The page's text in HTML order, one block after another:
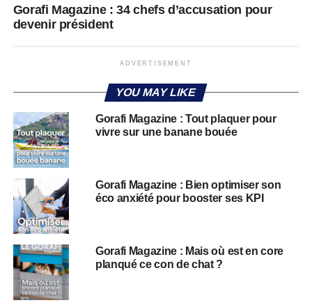
Gorafi Magazine : 34 chefs d’accusation pour
devenir président
ADVERTISEMENT
YOU MAY LIKE
Gorafi Magazine : Tout plaquer pour
vivre sur une banane bouée
Gorafi Magazine : Bien optimiser son
éco anxiété pour booster ses KPI
Gorafi Magazine : Mais où est en core
planqué ce con de chat ?